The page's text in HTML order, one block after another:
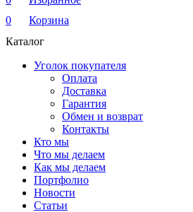
0
Корзина
Каталог
Уголок покупателя
Оплата
Доставка
Гарантия
Обмен и возврат
Контакты
Кто мы
Что мы делаем
Как мы делаем
Портфолио
Новости
Статьи